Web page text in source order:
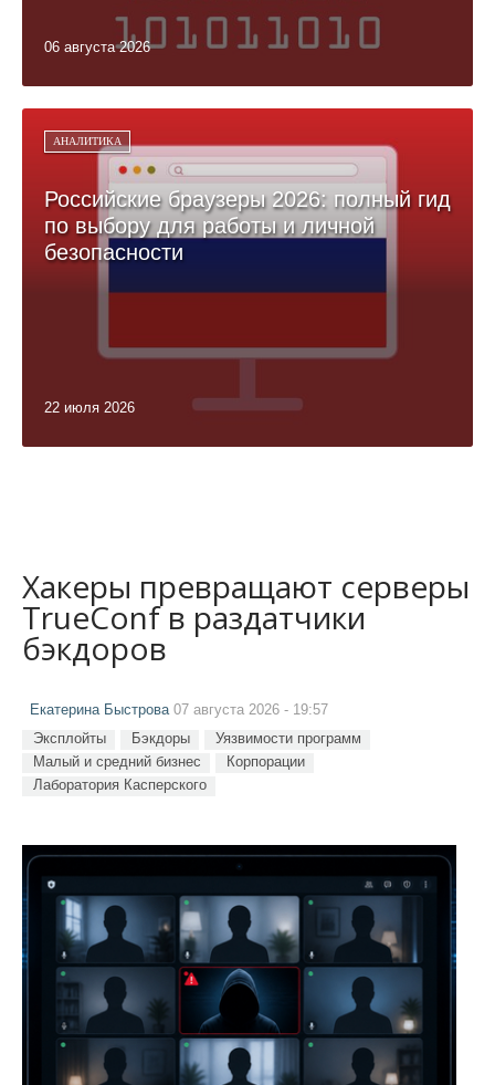
06 августа 2026
АНАЛИТИКА
Российские браузеры 2026: полный гид
по выбору для работы и личной
безопасности
22 июля 2026
Хакеры превращают серверы
TrueConf в раздатчики
бэкдоров
Екатерина Быстрова07 августа 2026 - 19:57
Эксплойты Бэкдоры
Уязвимости программ
Малый и средний бизнес
Корпорации
Лаборатория Касперского